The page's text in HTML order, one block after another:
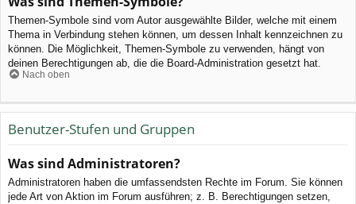
Themen-Symbole sind vom Autor ausgewählte Bilder, welche mit einem
Thema in Verbindung stehen können, um dessen Inhalt kennzeichnen zu
können. Die Möglichkeit, Themen-Symbole zu verwenden, hängt von
deinen Berechtigungen ab, die die Board-Administration gesetzt hat.
Nach oben
Benutzer-Stufen und Gruppen
Was sind Administratoren?
Administratoren haben die umfassendsten Rechte im Forum. Sie können
jede Art von Aktion im Forum ausführen; z. B. Berechtigungen setzen,